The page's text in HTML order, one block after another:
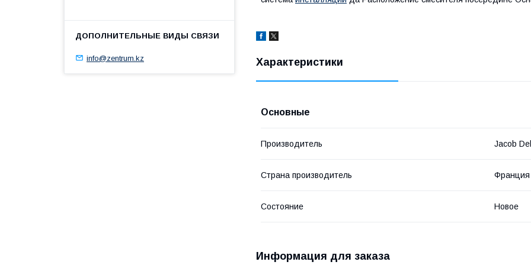
Характеристики
Основные
Производитель Jacob
Страна производитель Франция
Состояние Новое
Информация для заказа
info@zentrum.kz